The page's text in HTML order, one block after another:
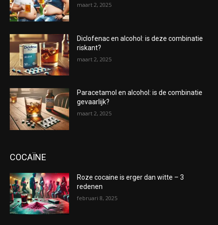
maart 2, 2025
Diclofenac en alcohol: is deze combinatie
riskant?
maart 2, 2025
Paracetamol en alcohol: is de combinatie
gevaarlijk?
maart 2, 2025
COCAÏNE
Roze cocaine is erger dan witte – 3
redenen
februari 8, 2025